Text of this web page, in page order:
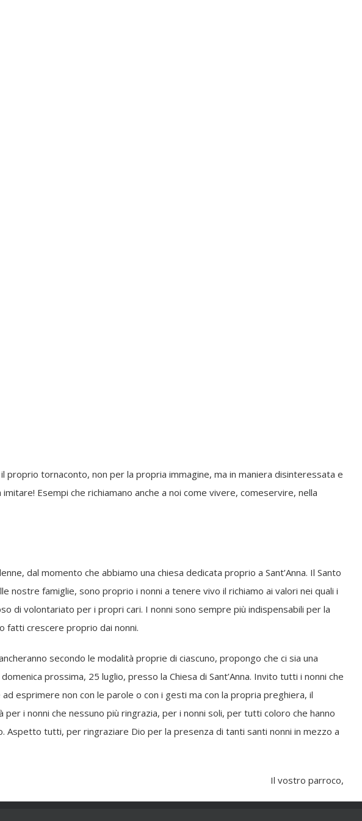
tornaconto, non per la propria immagine, ma in maniera disinteressata e
Esempi che richiamano anche a noi come vivere, comeservire, nella
dal momento che abbiamo una chiesa dedicata proprio a Sant’Anna. Il Santo
famiglie, sono proprio i nonni a tenere vivo il richiamo ai valori nei quali i
di volontariato per i propri cari. I nonni sono sempre più indispensabili per la
fatti crescere proprio dai nonni.
secondo le modalità proprie di ciascuno, propongo che ci sia una
prossima, 25 luglio, presso la Chiesa di Sant’Anna. Invito tutti i nonni che
esprimere non con le parole o con i gesti ma con la propria preghiera, il
i nonni che nessuno più ringrazia, per i nonni soli, per tutti coloro che hanno
tutti, per ringraziare Dio per la presenza di tanti santi nonni in mezzo a
Il vostro parroco,